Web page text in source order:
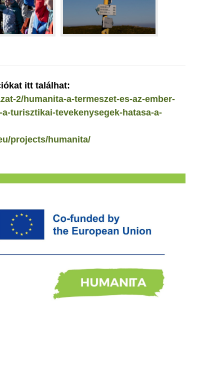
itt találhat:
2/humanita-a-termeszet-es-az-ember-
turisztikai-tevekenysegek-hatasa-a-
projects/humanita/